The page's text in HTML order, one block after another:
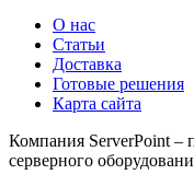
О нас
Статьи
Доставка
Готовые решения
Карта сайта
Компания ServerPoint –
серверного